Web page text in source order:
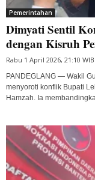
Pemerintahan
Dimyati Sentil
dengan Kisruh
Rabu 1 April 2026, 21:10 WIB
PANDEGLANG — Wakil
menyoroti konflik Bupati
Hamzah. Ia